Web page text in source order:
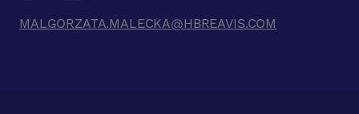
MALGORZATA.MALECKA@HBREAVIS.COM